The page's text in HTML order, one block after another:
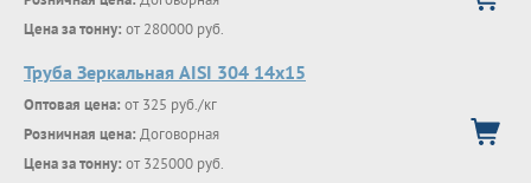
Цена за тонну: от 280000 руб.
Труба Зеркальная AISI 304 14х15
Оптовая цена: от 325 руб./кг
Розничная цена: Договорная
Цена за тонну: от 325000 руб.